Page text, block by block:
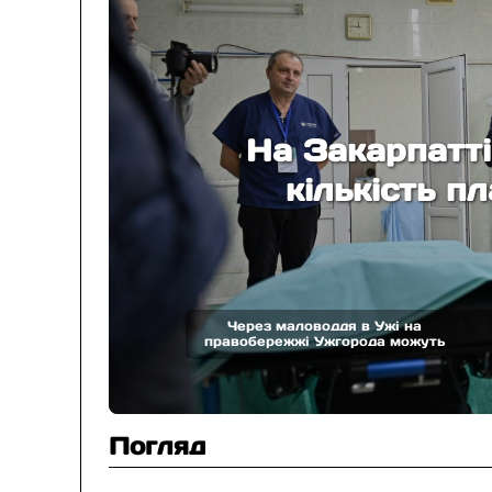
На
кількість
Через маловоддя в Ужі на
правобережжі Ужгорода можуть
зменшувати подачу води вночі
Погляд